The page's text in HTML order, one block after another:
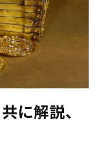
に解説、